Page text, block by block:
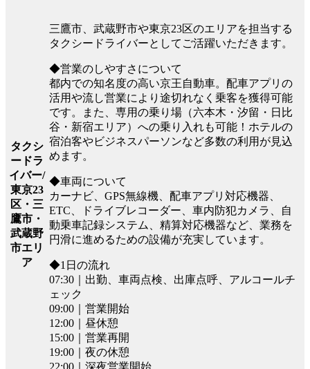
タクシ
ードラ
イバー/
東京23
区・三
鷹市・
武蔵野
市エリ
ア
三鷹市、武蔵野市や東京23区のエリアを担当する
タクシードライバーとしてご活躍いただきます。
◆営業のしやすさについて
都内での知名度の高い京王自動車。配車アプリの
活用や流し営業により途切れなく乗客を獲得可能
です。また、専用の乗り場（六本木・汐留・日比
谷・新宿エリア）への乗り入れも可能！ホテルの
宿泊客やビジネスパーソンなど多数の利用が見込
めます。
◆車両について
カーナビ、GPS無線機、配車アプリ対応機器、
ETC、ドライブレコーダー、車内防犯カメラ、自
動乗車記録システム、精算対応機器など、業務を
円滑に進めるための設備が充実しています。
◆1日の流れ
07:30｜出勤、車両点検、出庫点呼、アルコールチ
ェック
09:00｜営業開始
12:00｜昼休憩
15:00｜営業再開
19:00｜夜の休憩
22:00｜深夜営業開始